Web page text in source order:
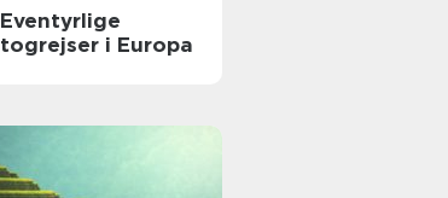
Eventyrlige
togrejser i Europa